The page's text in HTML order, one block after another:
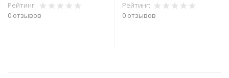
Рейтинг:
0 отзывов
Рейтинг:
0 отзывов